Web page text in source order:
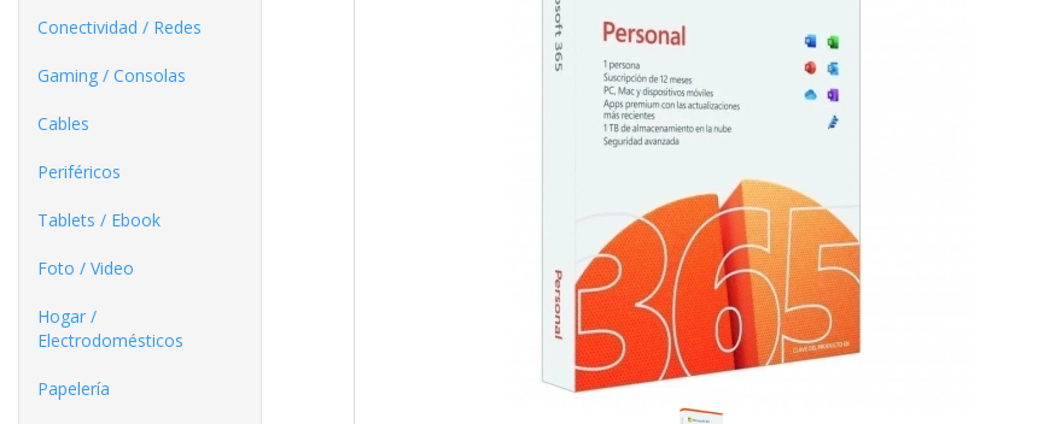
Conectividad / Redes
Gaming / Consolas
Cables
Periféricos
Tablets / Ebook
Foto / Video
Hogar /
Electrodomésticos
Papelería